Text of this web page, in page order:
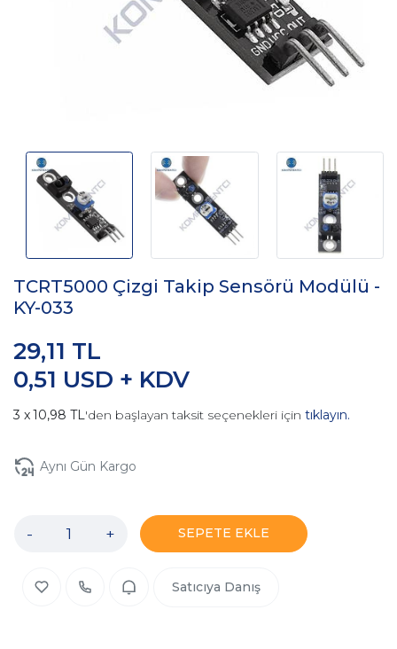
TCRT5000 Çizgi Takip Sensörü Modülü -
KY-033
0,51 USD + KDV
29,11 TL
10,98 TL'den başlayan taksit seçenekleri için tıklayın.
Aynı Gün Kargo
- + SEPETE EKLE
Satıcıya Danış